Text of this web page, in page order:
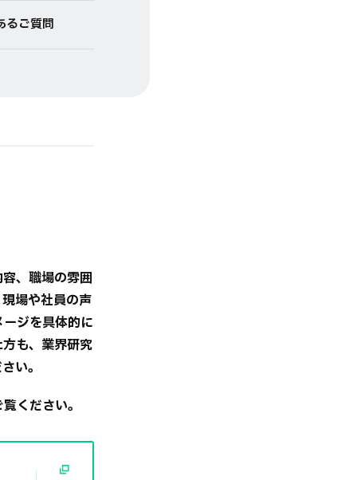
るご質問
、職場の雰囲
場や社員の声
ジを具体的に
も、業界研究
い。
ください。